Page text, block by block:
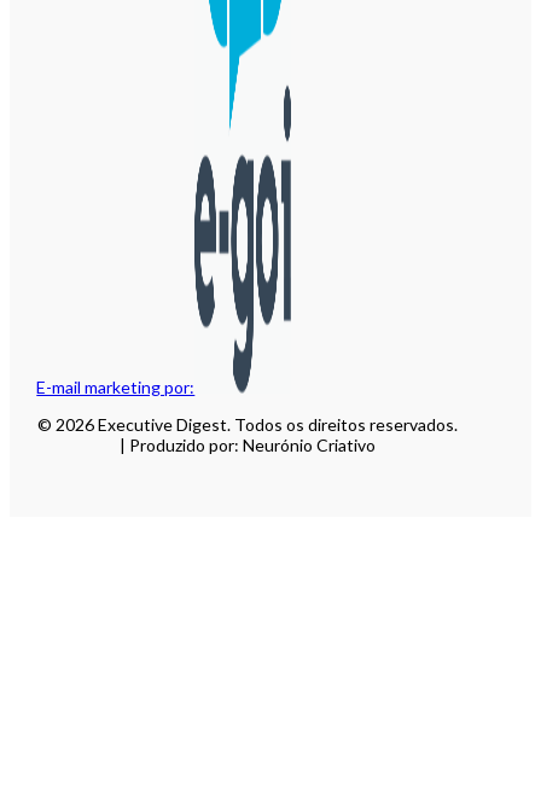
E-mail marketing por:
© 2026 Executive Digest. Todos os direitos reservados.
| Produzido por: Neurónio Criativo